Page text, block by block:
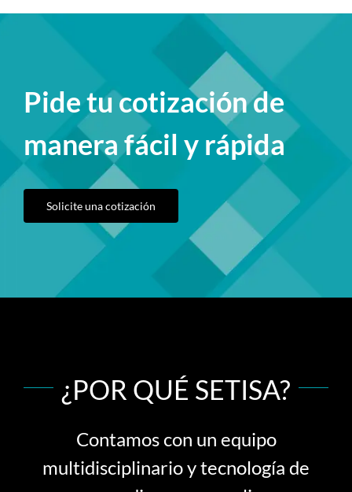
Pide tu cotización de
manera fácil y rápida
Solicite una cotización
¿POR QUÉ SETISA?
Contamos con un equipo
multidisciplinario y tecnología de